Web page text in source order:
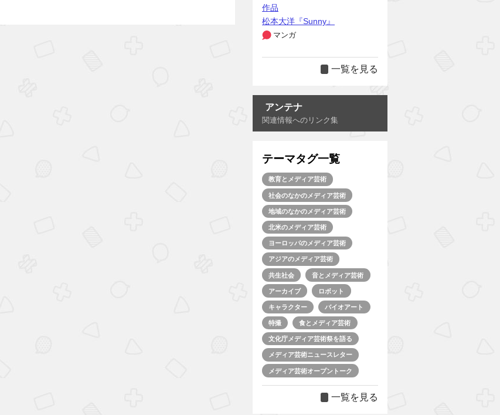
作品
松本大洋『Sunny』
マンガ
一覧を見る
アンテナ
関連情報へのリンク集
テーマタグ一覧
教育とメディア芸術
社会のなかのメディア芸術
地域のなかのメディア芸術
北米のメディア芸術
ヨーロッパのメディア芸術
アジアのメディア芸術
共生社会 音とメディア芸術
アーカイブ ロボット
キャラクター バイオアート
特撮 食とメディア芸術
文化庁メディア芸術祭を語る
メディア芸術ニュースレター
メディア芸術オープントーク
一覧を見る